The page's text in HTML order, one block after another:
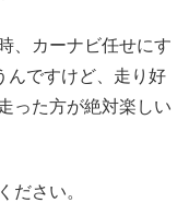
、カーナビ任せにす
んですけど、走り好
った方が絶対楽しい
ださい。